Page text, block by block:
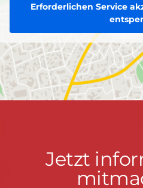
Erforderlichen Service
Jetzt
informieren
Jetzt